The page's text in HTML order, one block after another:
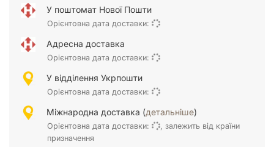
У поштомат Нової Пошти
Орієнтовна дата доставки:
Адресна доставка
Орієнтовна дата доставки:
У відділення Укрпошти
Орієнтовна дата доставки:
Міжнародна доставка (детальніше)
Орієнтовна дата доставки:
, залежить від країни
призначення